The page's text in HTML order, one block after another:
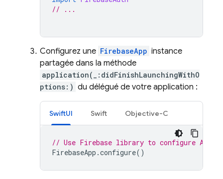
// ...
Configurez une FirebaseApp instance
partagée dans la méthode
application(_:didFinishLaunchingWithO
ptions:) du délégué de votre application :
SwiftUI Swift Objective-C
// Use Firebase library to configure APIs
FirebaseApp .configure()